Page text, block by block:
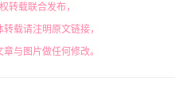
转载联合发布，
载请注明原文链接，
与图片做任何修改。